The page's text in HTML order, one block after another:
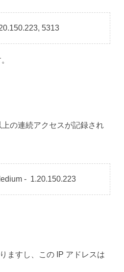
5313
の連続アクセスが記録され
- 1.20.150.223
ますし、この IP アドレスは